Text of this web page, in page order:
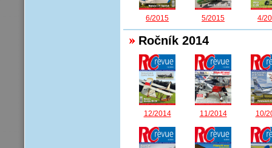
6/2015 5/2015 4/
Ročník 2014
12/2014 11/2014 10/